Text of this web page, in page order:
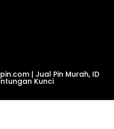
| Jual Pin Murah, ID
Kunci